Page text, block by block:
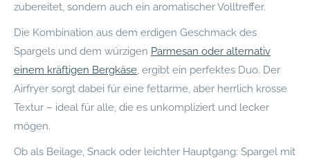
zubereitet, sondern auch ein aromatischer Volltreffer.
Die Kombination aus dem erdigen Geschmack des
Spargels und dem würzigen Parmesan oder alternativ
einem kräftigen Bergkäse, ergibt ein perfektes Duo. Der
Airfryer sorgt dabei für eine fettarme, aber herrlich krosse
Textur – ideal für alle, die es unkompliziert und lecker
mögen.
Ob als Beilage, Snack oder leichter Hauptgang: Spargel mit